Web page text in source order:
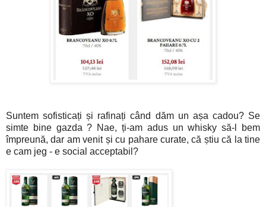
Suntem sofisticați și rafinați când dăm un așa cadou? Se
simte bine gazda ? Nae, ți-am adus un whisky să-l bem
împreună, dar am venit și cu pahare curate, că știu că la tine
e cam jeg - e social acceptabil?